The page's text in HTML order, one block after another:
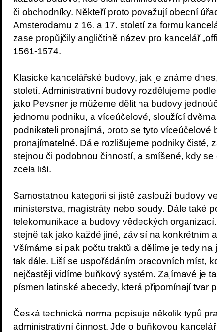
či obchodníky. Někteří proto považují obecní
Amsterodamu z 16. a 17. století za formu
zase propůjčily angličtině název pro kancelář
1561-1574.
Klasické kancelářské budovy, jak je známe
století. Administrativní budovy rozdělujeme
jako Pevsner je můžeme dělit na budovy
jednomu podniku, a víceúčelové, sloužící
podnikateli pronajímá, proto se tyto víceúčelové
pronajímatelné. Dále rozlišujeme podniky čisté,
stejnou či podobnou činností, a smíšené, kdy
zcela liší.
Samostatnou kategorii si jistě zaslouží budovy
ministerstva, magistráty nebo soudy. Dále také
telekomunikace a budovy vědeckých
stejně tak jako každé jiné, závisí na konkrétním
Všímáme si pak počtu traktů a dělíme je tedy na
tak dále. Liší se uspořádáním pracovních míst,
nejčastěji vidíme buňkový systém. Zajímavé je
písmen latinské abecedy, která připomínají tvar
Česká technická norma popisuje několik typů
administrativní činnost. Jde o buňkovou